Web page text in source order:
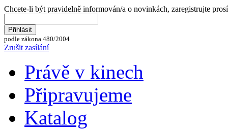
Chcete-li být pravidelně informován/a o novinkách, zaregistrujte
podle zákona 480/2004
Zrušit zasílání
Právě v kinech
Připravujeme
Katalog